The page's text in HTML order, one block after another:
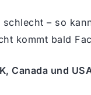
– so
kommt bald
Canada und